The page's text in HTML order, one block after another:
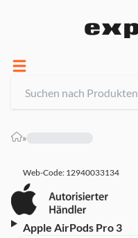
»
Web-Code: 12940033134
Apple AirPods Pro 3